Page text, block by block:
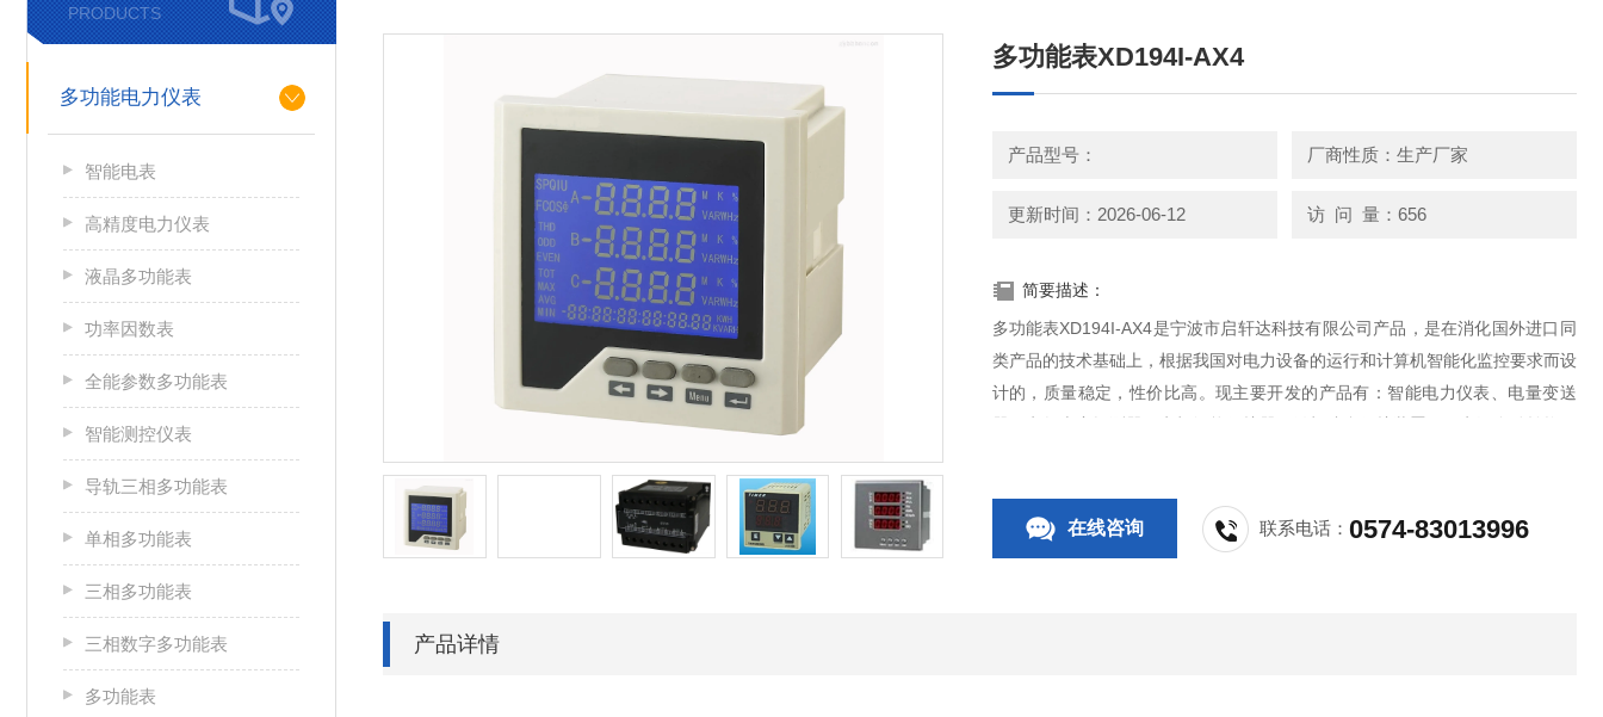
PRODUCTS
多功能电力仪表
智能电表
高精度电力仪表
液晶多功能表
功率因数表
全能参数多功能表
智能测控仪表
导轨三相多功能表
单相多功能表
三相多功能表
三相数字多功能表
多功能表
多功能表XD194I-AX4
产品型号： 厂商性质：生产厂家
更新时间：2026-06-12 访 问 量：656
简要描述：
多功能表XD194I-AX4是宁波市启轩达科技有限公司产品，是在消化国外进口同
类产品的技术基础上，根据我国对电力设备的运行和计算机智能化监控要求而设
计的，质量稳定，性价比高。现主要开发的产品有：智能电力仪表、电量变送
器、电气火灾探测器、电机智能保护器、微机综合保护装置、双电源自动转换开
在线咨询 联系电话：0574-83013996
产品详情